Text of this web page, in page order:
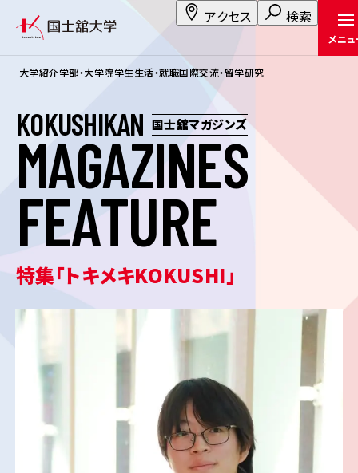
アクセス 検索
メニュ
大学紹介学部・大学院学生生活・就職国際交流・留学研究
KOKUSHIKAN 国士舘マガジンズ
MAGAZINES
FEATURE
特集「トキメキKOKUSHI」